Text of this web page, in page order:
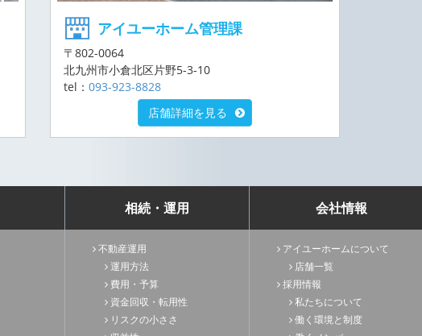
アイユーホーム管理課
〒802-0064
北九州市小倉北区片野5-3-10
tel： 093-923-8828
店舗詳細を見る
相続・運用
不動産運用
運用方法
費用・予算
資金回収・転用性
リスクの小ささ
会社情報
アイユーホームについて
店舗一覧
採用情報
私たちについて
働く環境と制度